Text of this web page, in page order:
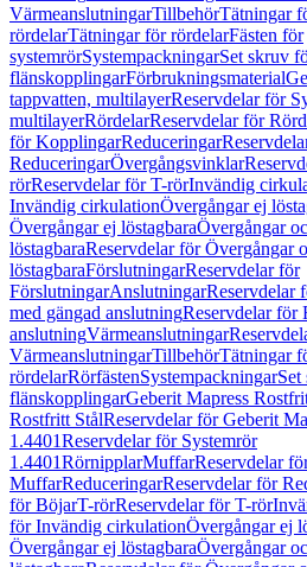
VärmeanslutningarTillbehörTätningar
rördelarTätningar för rördelarFästen för
systemrörSystempackningarSet skruv
flänskopplingarFörbrukningsmaterial
tappvatten, multilayerReservdelar för
multilayerRördelarReservdelar för
för KopplingarReduceringar
ReduceringarÖvergångsvinklar
rörReservdelar för T-rörInvändig
Invändig cirkulationÖvergångar ej
Övergångar ej löstagbaraÖvergångar
löstagbaraReservdelar för Övergångar
löstagbaraFörslutningarReservdelar för
FörslutningarAnslutningarReservdelar
med gängad anslutningReservdelar för
anslutningVärmeanslutningar
VärmeanslutningarTillbehörTätningar
rördelarRörfästenSystempackningarSet
flänskopplingarGeberit Mapress
Rostfritt StålReservdelar för Geberit
1.4401Reservdelar för Systemrör
1.4401RörnipplarMuffarReservdelar
MuffarReduceringarReservdelar för
för BöjarT-rörReservdelar för T-rör
för Invändig cirkulationÖvergångar ej
Övergångar ej löstagbaraÖvergångar